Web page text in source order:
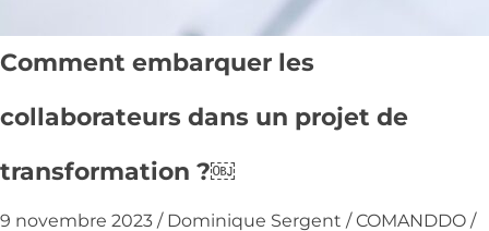
Comment embarquer les
collaborateurs dans un projet de
transformation ?￼
9 novembre 2023 / Dominique Sergent / COMANDDO /